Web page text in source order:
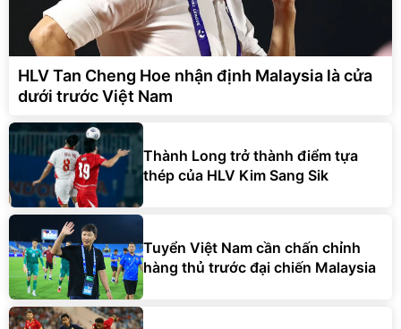
HLV Tan Cheng Hoe nhận định Malaysia là cửa
dưới trước Việt Nam
Thành Long trở thành điểm tựa
thép của HLV Kim Sang Sik
Tuyển Việt Nam cần chấn chỉnh
hàng thủ trước đại chiến Malaysia